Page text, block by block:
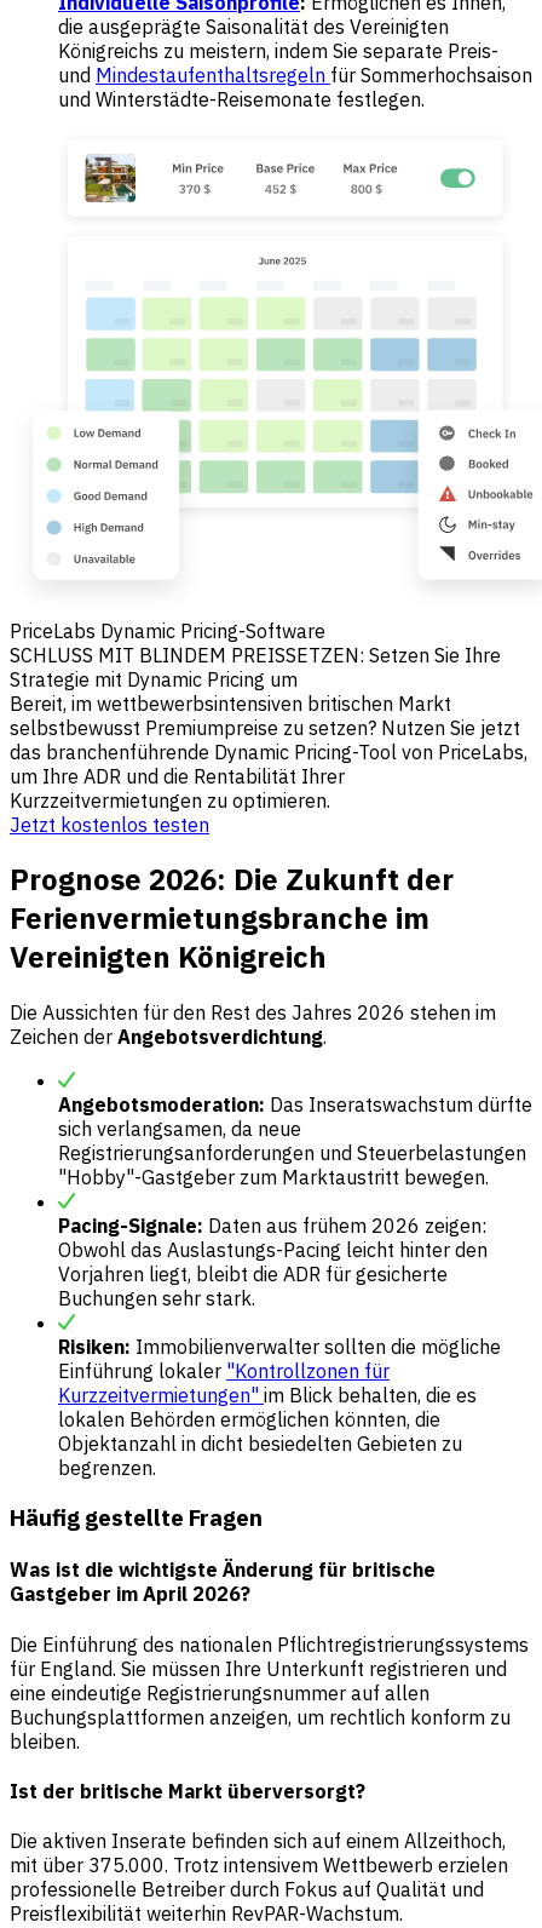
die ausgeprägte Saisonalität des Vereinigten
Königreichs zu meistern, indem Sie separate Preis-
und Mindestaufenthaltsregeln für Sommerhochsaison
und Winterstädte-Reisemonate festlegen.
PriceLabs Dynamic Pricing-Software
SCHLUSS MIT BLINDEM PREISSETZEN: Setzen Sie Ihre
Strategie mit Dynamic Pricing um
Bereit, im wettbewerbsintensiven britischen Markt
selbstbewusst Premiumpreise zu setzen? Nutzen Sie jetzt
das branchenführende Dynamic Pricing-Tool von PriceLabs,
um Ihre ADR und die Rentabilität Ihrer
Kurzzeitvermietungen zu optimieren.
Jetzt kostenlos testen
Prognose 2026: Die Zukunft der
Ferienvermietungsbranche im
Vereinigten Königreich
Die Aussichten für den Rest des Jahres 2026 stehen im
Zeichen der Angebotsverdichtung.
Angebotsmoderation: Das Inseratswachstum dürfte
sich verlangsamen, da neue
Registrierungsanforderungen und Steuerbelastungen
"Hobby"-Gastgeber zum Marktaustritt bewegen.
Pacing-Signale: Daten aus frühem 2026 zeigen:
Obwohl das Auslastungs-Pacing leicht hinter den
Vorjahren liegt, bleibt die ADR für gesicherte
Buchungen sehr stark.
Risiken: Immobilienverwalter sollten die mögliche
Einführung lokaler "Kontrollzonen für
Kurzzeitvermietungen" im Blick behalten, die es
lokalen Behörden ermöglichen könnten, die
Objektanzahl in dicht besiedelten Gebieten zu
begrenzen.
Häufig gestellte Fragen
Was ist die wichtigste Änderung für britische
Gastgeber im April 2026?
Die Einführung des nationalen Pflichtregistrierungssystems
für England. Sie müssen Ihre Unterkunft registrieren und
eine eindeutige Registrierungsnummer auf allen
Buchungsplattformen anzeigen, um rechtlich konform zu
bleiben.
Ist der britische Markt überversorgt?
Die aktiven Inserate befinden sich auf einem Allzeithoch,
mit über 375.000. Trotz intensivem Wettbewerb erzielen
professionelle Betreiber durch Fokus auf Qualität und
Preisflexibilität weiterhin RevPAR-Wachstum.